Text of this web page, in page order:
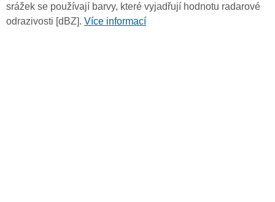
srážek se používají barvy, které vyjadřují hodnotu radarové
odrazivosti [dBZ]. Více informací